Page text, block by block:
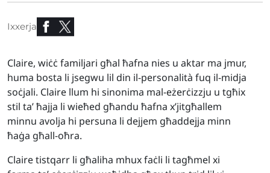
Ixxerja
Claire, wiċċ familjari għal ħafna nies u aktar ma jmur,
huma bosta li jsegwu lil din il-personalità fuq il-midja
soċjali. Claire llum hi sinonima mal-eżerċizzju u tgħix
stil ta’ ħajja li wieħed għandu ħafna x’jitgħallem
minnu avolja hi persuna li dejjem għaddejja minn
ħaġa għall-oħra.
Claire tistqarr li għaliha mhux faċli li tagħmel xi